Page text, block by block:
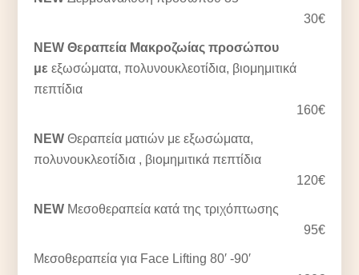
30€
NEW Θεραπεία Μακροζωίας προσώπου
μεεξωσώματα, πολυνουκλεοτίδια, βιομημιτικά
πεπτίδια
160€
NEWΘεραπεία ματιών με εξωσώματα,
πολυνουκλεοτίδια , βιομημιτικά πεπτίδια
120€
NEW Μεσοθεραπεία κατά της τριχόπτωσης
95€
Μεσοθεραπεία για Face Lifting 80′ -90′